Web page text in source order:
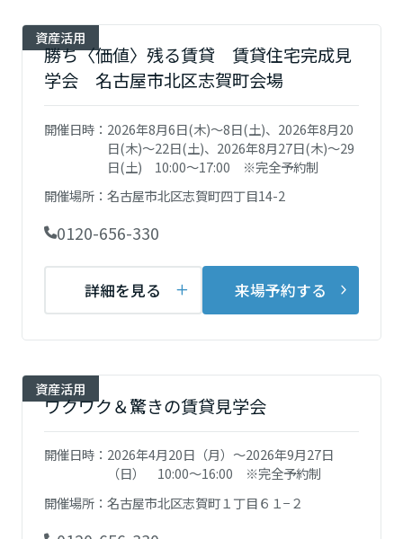
建築事例・建築実例
デザイナーズギャラリー
インテリア
住まいづくりガイド
分譲住宅（建売・土地）検索
中古住宅検索
分譲マンション検索
[MISAWA RELAY]
住まいの売却
店舗・各種施設
土地活用モデルルーム見学
土地活用実例
法人のお客さま
企業不動産活用（CRE）戦略
これから土地活用・賃貸経営をご検討の方
土地活用の基礎から長期安定経営を目指すオーナー様まで、賃貸経営
に役立つ多彩な情報を幅広くお届けします。
ホームラウンジ 土地活用・賃貸経営
ミサワリフォームとは
リフォームの流れ
リフォームメニュー
リフォーム事例
事業用
事業用リノベーション
これからリフォームをご検討の方
実例動画や基礎知識、収納の工夫など、理想の住まいを叶えるリフォ
ームの具体策とアイデアを豊富にご用意しています。
複合開発・投資開発
複合開発事業（ASMACI-アスマチ-）
再開発・官民連携事業
分譲マンション開発事業
事業用売買
分譲用地
すべてのフィールドに新しい価値をデザインし、持続可能な未来志向
のまちづくりを実現していきます。
オーナーサポート
サポートメニュー
住まいるりんぐ（ロングサポート）
保証制度
アフターメンテナンス
ミサワリフォーム
お客様センター
ミサワホームオーナーさま・リフォーム工事ご契約者さまとミサワホ
企業・ IR情報
ニュース
ミサワホームグループ
SDGs
環境活動
新卒者採用
展示場・イベント情報
カタログ請求
資産活用
勝ち〈価値〉残る賃貸 賃貸住宅完成見
学会 名古屋市北区志賀町会場
開催日時： 2026年8月6日(木)～8日(土)、2026年8月20
日(木)～22日(土)、2026年8月27日(木)～29
日(土) 10:00～17:00 ※完全予約制
開催場所： 名古屋市北区志賀町四丁目14-2
0120-656-330
詳細を見る 来場予約する
資産活用
ワクワク＆驚きの賃貸見学会
開催日時： 2026年4月20日（月）～2026年9月27日
（日） 10:00～16:00 ※完全予約制
開催場所： 名古屋市北区志賀町１丁目６１−２
青森県
岩手県
秋田県
山形県
福島県
関東